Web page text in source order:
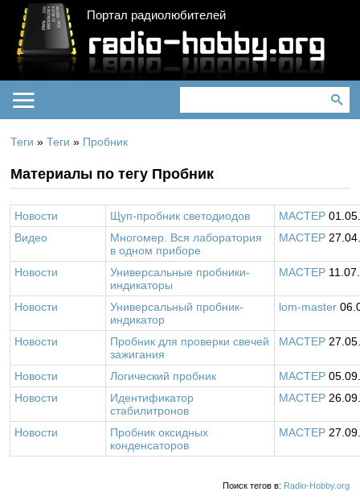
Портал радиолюбителей
Теги »Теги » Пробник
Материалы по тегу Пробник
Новости Щуп-пробник светодиодов MACTEP
Видео
Многомер. Вся лаборатория
в одном приборе
MACTEP
Новости
Универсальные пробники-
индикаторы
MACTEP
Новости
Универсальный пробник-
индикатор
lom-master
Новости
Пробник для проверки свечей
зажигания
MACTEP
Новости Логический пробник MACTEP
Новости
Идентификатор
стабилитронов
MACTEP
Новости
Пробник оксидных
конденсаторов
MACTEP
Поиск тегов в: Radio-Hobby.org